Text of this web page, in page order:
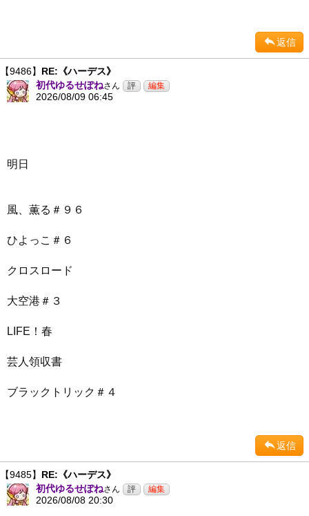
返信
【9486】 RE:《ハーデス》
初代ゆるせぽねさん
2026/08/09 06:45
明日
風、薫る＃９６
ひよっこ＃６
クロスロード
大空港＃３
LIFE！春
芸人領収書
ブラックトリック＃４
返信
【9485】 RE:《ハーデス》
初代ゆるせぽねさん
2026/08/08 20:30